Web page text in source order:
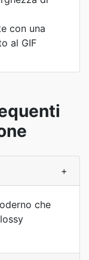
con una
al GIF
+
che